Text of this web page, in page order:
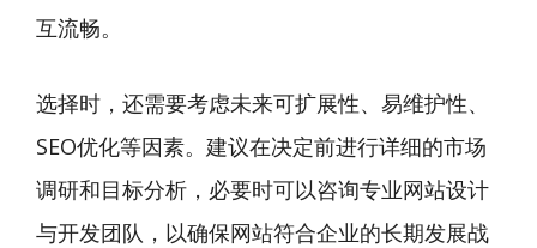
互流畅。
选择时，还需要考虑未来可扩展性、易维护性、
SEO优化等因素。建议在决定前进行详细的市场
调研和目标分析，必要时可以咨询专业网站设计
与开发团队，以确保网站符合企业的长期发展战